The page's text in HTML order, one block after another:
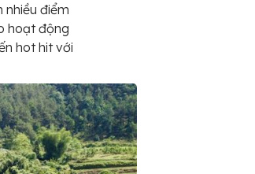
nhiều điểm
hoạt động
hot hit với